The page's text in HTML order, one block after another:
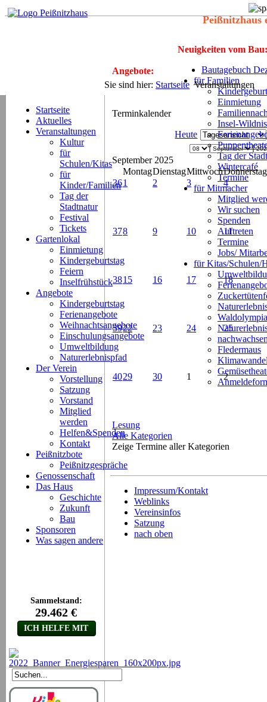
Peißnitzhaus
Neuigkeiten vom Bau:
Bautagebuch
für Familien
Einmietung
Insel-
Tag der
Wintercafé
Termine
für Mitmacher
Mitglied
Wir suchen
Spenden
Auftreten
Termine
Jobs/
für Kitas/Schulen/
Fledermaus
Angebote:
Sie sind hier: Startseite Veranstaltungen
Startseite
Aktuelles
Veranstaltungen
Kultur
für
Schulen/Kitas
für
Kinder/Familien
Tag der
Stadtnatur
Festival
Tickets
Gartenlokal
Einmietung
Kindergeburtstag
Feiern
Inselfrühstück
Angebote
Kindergeburtstag
Ferienangebote
Weihnachtsangebote
Einschulungsangebote
Umweltbildung
Naturerlebnispfad
Der Verein
Vorstellung
Satzung
Vorstand
Mitglied
werden
Helfen&Spenden
Kontakt
Peißnitzbote
Peißnitzgespräche
Genossenschaft
Das Haus
Geschichte
Zukunft
Bau
Sponsoren
Was sagen andere
Terminkalender
Heute
September 2025
MontagDienstagMittwochDonnerstag
361 2 3 4
378 9 10 11
3815 16 17 18
3922 23 24 25
4029 30 1 2
Lesung
Alle Kategorien
Zeige Termine aller Kategorien
Impressum/Kontakt
Weblinks
Vereinsinfos
Satzung
nach oben